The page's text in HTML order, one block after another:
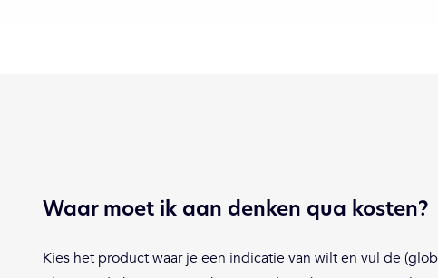
Waar moet ik aan denken qua kosten?
Kies het product waar je een indicatie van wilt en vul de